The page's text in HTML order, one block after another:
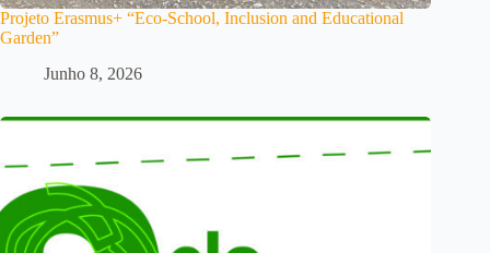
Projeto Erasmus+ “Eco-School, Inclusion and Educational
Garden”
Junho 8, 2026